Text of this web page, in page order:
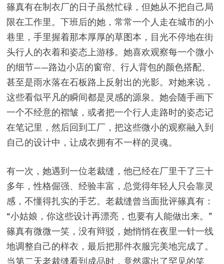
篠真有在制衣厂的日子虽然忙碌，但她从不把自己局
限在工作里。下班后的她，常常一个人走在城市的小
巷里，手里握着那本厚厚的草图本，目光不停地在街
头行人的衣着和姿态上游移。她喜欢观察每一个微小
的细节——路边小店的窗帘、行人背包的颜色搭配、
甚至是雨水落在石板路上反射出的光影。对她来说，
这些看似平凡的瞬间都是灵感的源泉。她会随手画下
一个不经意的褶皱，或者把一个行人走路时的姿态记
在笔记里，然后回到工厂，把这些微小的观察融入到
自己的设计中，让成衣拥有不一样的灵魂。
有一次，她遇到一位老裁缝，他已经在厂里干了三十
多年，性格倔强、经验丰富，总觉得年轻人只会靠灵
感，不懂得扎实的手艺。老裁缝曾当面批评篠真有：
“小姑娘，你这些设计再漂亮，也要有人能做出来。”
篠真有微微一笑，没有辩驳，她悄悄在夜里一针一线
地调整自己的样衣，最后把那件衣服完美地完成了。
当第二天老裁缝看到成品时，竟然露出了罕见的笑